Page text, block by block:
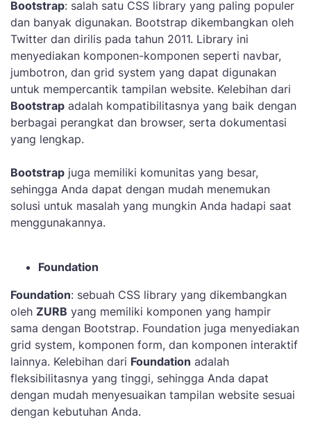
Bootstrap: salah satu CSS library yang paling populer
dan banyak digunakan. Bootstrap dikembangkan oleh
Twitter dan dirilis pada tahun 2011. Library ini
menyediakan komponen-komponen seperti navbar,
jumbotron, dan grid system yang dapat digunakan
untuk mempercantik tampilan website. Kelebihan dari
Bootstrap adalah kompatibilitasnya yang baik dengan
berbagai perangkat dan browser, serta dokumentasi
yang lengkap.
Bootstrap juga memiliki komunitas yang besar,
sehingga Anda dapat dengan mudah menemukan
solusi untuk masalah yang mungkin Anda hadapi saat
menggunakannya.
Foundation
Foundation: sebuah CSS library yang dikembangkan
oleh ZURB yang memiliki komponen yang hampir
sama dengan Bootstrap. Foundation juga menyediakan
grid system, komponen form, dan komponen interaktif
lainnya. Kelebihan dari Foundation adalah
fleksibilitasnya yang tinggi, sehingga Anda dapat
dengan mudah menyesuaikan tampilan website sesuai
dengan kebutuhan Anda.